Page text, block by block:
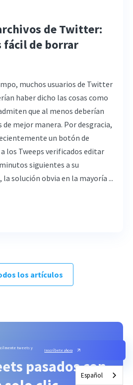
tweets y
Inscríbete ahora
de Twitter:
fácil de borrar
muchos usuarios de Twitter
haber dicho las cosas como
que al menos deberían
de mejor manera. Por desgracia,
un botón de
los Tweeps verificados editar
siguientes a su
la solución obvia en la mayoría ...
los artículos
pasados con
Español